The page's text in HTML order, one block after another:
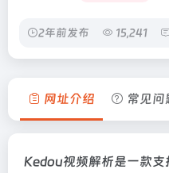
2年前发布 15,241
网址介绍 常见问
Kedou视频解析是一款